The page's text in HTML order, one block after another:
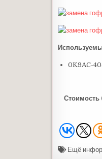
0K9AC-
Стоимость
Ещё